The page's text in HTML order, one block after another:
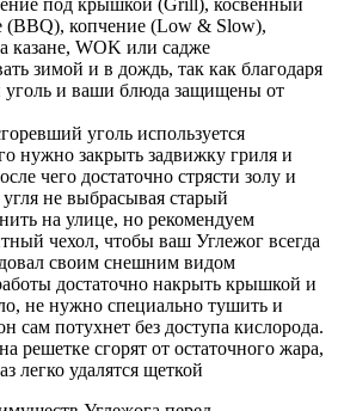
(BBQ), копчение (Low & Slow),
казане, WOK или садже
зимой и в дождь, так как благодаря
и ваши блюда защищены от
уголь используется
нужно закрыть задвижку гриля и
чего достаточно стрясти золу и
не выбрасывая старый
на улице, но рекомендуем
чехол, чтобы ваш Углежог всегда
своим снешним видом
достаточно накрыть крышкой и
не нужно специально тушить и
сам потухнет без доступа кислорода.
решетке сгорят от остаточного жара,
легко удалятся щеткой